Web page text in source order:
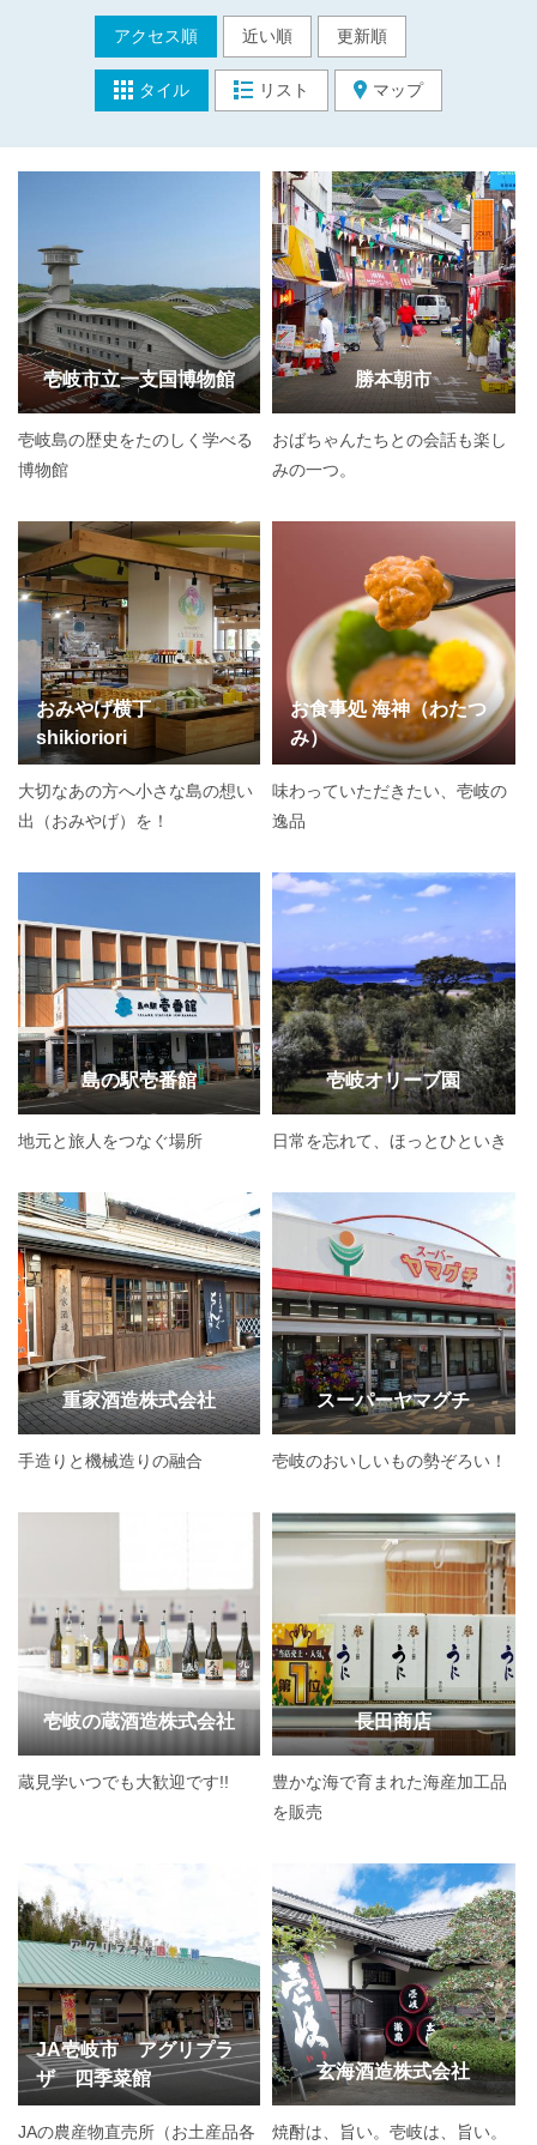
アクセス順 近い順 更新順
タイル リスト マップ
壱岐市立一支国博物館
壱岐島の歴史をたのしく学べる
博物館
勝本朝市
おばちゃんたちとの会話も楽し
みの一つ。
おみやげ横丁
shikioriori
大切なあの方へ小さな島の想い
出（おみやげ）を！
お食事処 海神（わたつ
み）
味わっていただきたい、壱岐の
逸品
島の駅壱番館
地元と旅人をつなぐ場所
壱岐オリーブ園
日常を忘れて、ほっとひといき
重家酒造株式会社
手造りと機械造りの融合
スーパーヤマグチ
壱岐のおいしいもの勢ぞろい！
壱岐の蔵酒造株式会社
蔵見学いつでも大歓迎です!!
長田商店
豊かな海で育まれた海産加工品
を販売
JA壱岐市 アグリプラ
ザ 四季菜館
JAの農産物直売所（お土産品各
玄海酒造株式会社
焼酎は、旨い。壱岐は、旨い。